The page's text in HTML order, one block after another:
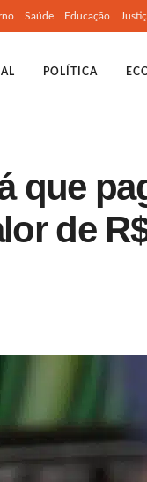
Saúde Educação
POLÍTICA
que
de